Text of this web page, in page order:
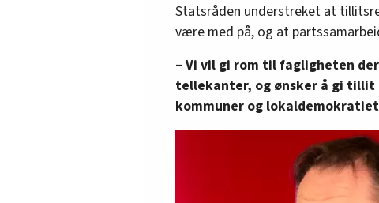
Statsråden understreket at
være med på, og at
– Vi vil gi rom til fagligheten
tellekanter, og ønsker å gi
kommuner og